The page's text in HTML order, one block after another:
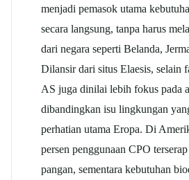
menjadi pemasok utama
secara langsung, tanpa harus
dari negara seperti Belanda,
Dilansir dari situs Elaesis, selain
AS juga dinilai lebih fokus pada
dibandingkan isu lingkungan
perhatian utama Eropa. Di
persen penggunaan CPO
pangan, sementara kebutuhan